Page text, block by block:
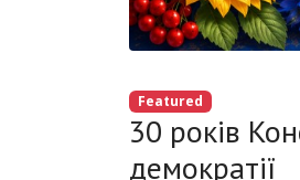
Featured
30 років
демократії